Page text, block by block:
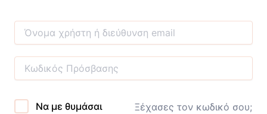
Να με θυμάσαι Ξέχασες τον κωδικό σου;